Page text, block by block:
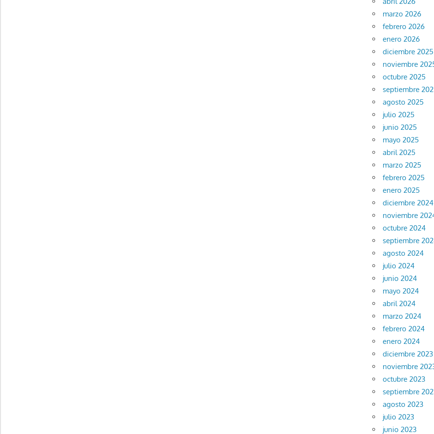
marzo 2026
febrero 2026
enero 2026
diciembre 2025
noviembre
octubre 2025
septiembre
agosto 2025
julio 2025
junio 2025
mayo 2025
abril 2025
marzo 2025
febrero 2025
enero 2025
diciembre 2024
noviembre
octubre 2024
septiembre
agosto 2024
julio 2024
junio 2024
mayo 2024
abril 2024
marzo 2024
febrero 2024
enero 2024
diciembre 2023
noviembre
octubre 2023
septiembre
agosto 2023
julio 2023
junio 2023